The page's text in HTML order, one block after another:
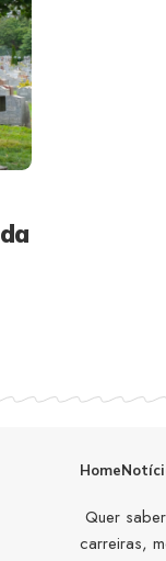
Home
Quer
carreiras,